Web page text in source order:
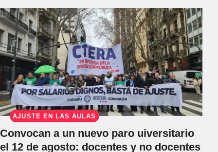
AJUSTE EN LAS AULAS
Convocan a un nuevo paro uiversitario
el 12 de agosto: docentes y no docentes